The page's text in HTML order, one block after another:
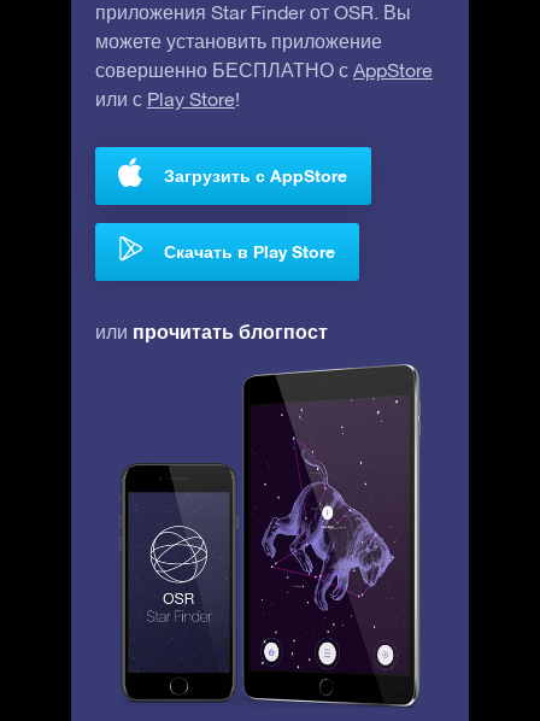
приложения Star Finder от OSR. Вы
можете установить приложение
совершенно БЕСПЛАТНО с AppStore
или с Play Store!
Загрузить с AppStore
Скачать в Play Store
или прочитать блогпост